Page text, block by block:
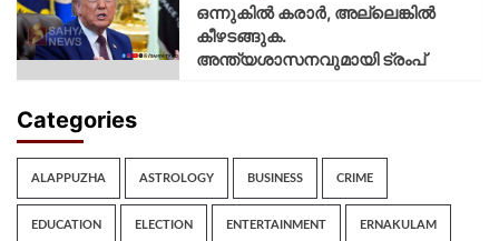
ഒന്നുകില്‍ കരാര്‍, അല്ലെങ്കില്‍
കീഴടങ്ങുക.
അന്ത്യശാസനവുമായി ട്രംപ്
Categories
ALAPPUZHA ASTROLOGY BUSINESS CRIME
EDUCATION ELECTION ENTERTAINMENT ERNAKULAM